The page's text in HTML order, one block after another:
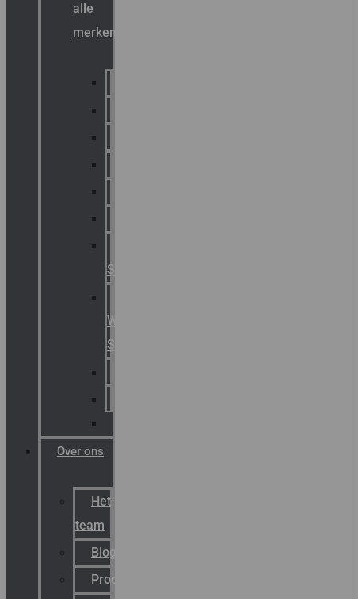
alle
merken
Signaling
Warning
Signals
Over ons
Het
team
Blog
Productnieuws